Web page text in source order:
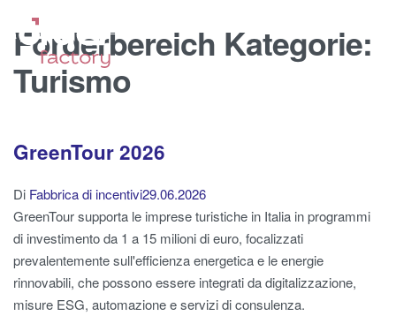
Förderbereich Kategorie:
Turismo
GreenTour 2026
Di Fabbrica di incentivi29.06.2026
GreenTour supporta le imprese turistiche in Italia in programmi
di investimento da 1 a 15 milioni di euro, focalizzati
prevalentemente sull'efficienza energetica e le energie
rinnovabili, che possono essere integrati da digitalizzazione,
misure ESG, automazione e servizi di consulenza.